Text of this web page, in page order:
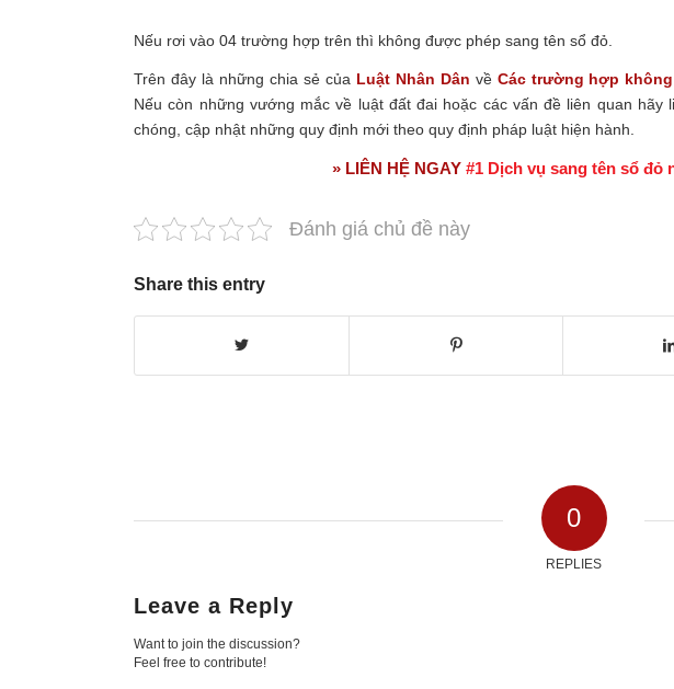
Nếu rơi vào 04 trường hợp trên thì không được phép sang tên sổ đỏ.
Trên đây là những chia sẻ của Luật Nhân Dân về Các trường hợp
Nếu còn những vướng mắc về luật đất đai hoặc các vấn đề liên quan
chóng, cập nhật những quy định mới theo quy định pháp luật hiện hành.
» LIÊN HỆ NGAY #1 Dịch vụ sang tên sổ đỏ
Đánh giá chủ đề này
Share this entry
0
REPLIES
Leave a Reply
Want to join the discussion?
Feel free to contribute!